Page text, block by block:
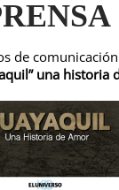
de
una historia